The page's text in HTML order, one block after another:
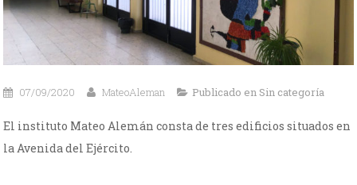
07/09/2020 MateoAleman Publicado en Sin categoría
El instituto Mateo Alemán consta de tres edificios situados en
la Avenida del Ejército.